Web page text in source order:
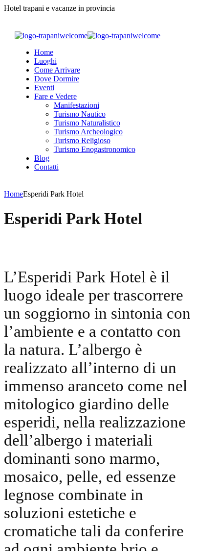
Hotel trapani e vacanze in provincia
Home
Luoghi
Come Arrivare
Dove Dormire
Eventi
Fare e Vedere
Manifestazioni
Turismo Nautico
Turismo Naturalistico
Turismo Archeologico
Turismo Religioso
Turismo Enogastronomico
Blog
Contatti
HomeEsperidi Park Hotel
Esperidi Park Hotel
L’Esperidi Park Hotel è il
luogo ideale per trascorrere
un soggiorno in sintonia con
l’ambiente e a contatto con
la natura. L’albergo è
realizzato all’interno di un
immenso aranceto come nel
mitologico giardino delle
esperidi, nella realizzazione
dell’albergo i materiali
dominanti sono marmo,
mosaico, pelle, ed essenze
legnose combinate in
soluzioni estetiche e
cromatiche tali da conferire